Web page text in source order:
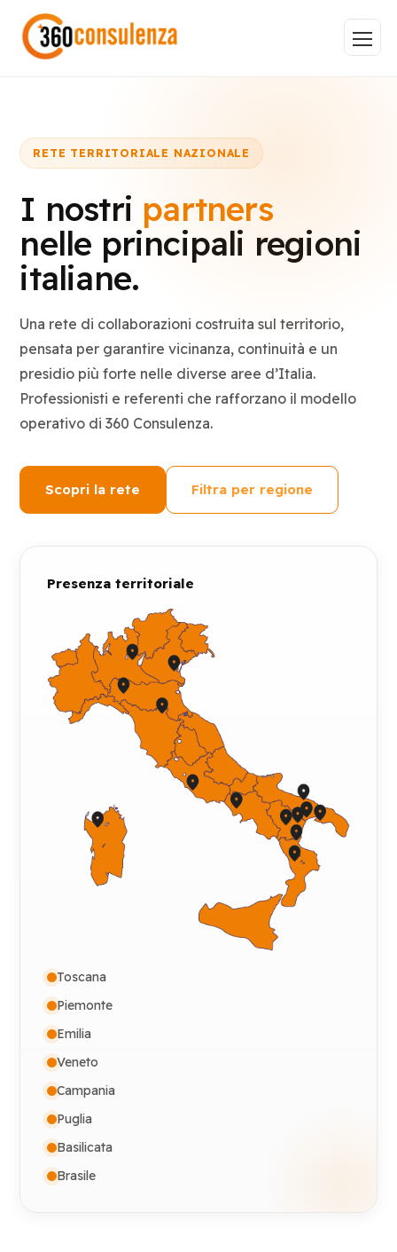
Vai
GDPR NIS2
RETE TERRITORIALE NAZIONALE
I nostri partners
nelle principali regioni
italiane.
Una rete di collaborazioni costruita sul territorio,
pensata per garantire vicinanza, continuità e un
presidio più forte nelle diverse aree d’Italia.
Professionisti e referenti che rafforzano il modello
operativo di 360 Consulenza.
Scopri la rete Filtra per regione
Presenza territoriale
Toscana
Piemonte
Emilia
Veneto
Campania
Puglia
Basilicata
Brasile